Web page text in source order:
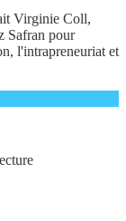
Virginie Coll,
Safran pour
l'intrapreneuriat et